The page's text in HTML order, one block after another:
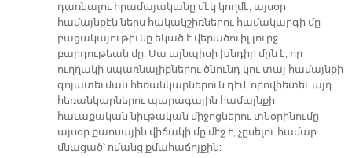
դառնալու հրամայականը մէկ կողմէ, այսօր
համայնքէն ներս հակակշիռներու համակարգի մը
բացակայութիւնը եկած է վերածուիլ լուրջ
բարդութեան մը: Սա այնպիսի խնդիր մըն է, որ
ուղղակի սպառնալիքներու ծնունդ կու տայ համայնքի
գոյատեւման հեռանկարներուն դէմ, որովհետեւ այդ
հեռանկարներու պարագային համայնքի
հաւաքական նիւթական միջոցներու տնօրինումը
այսօր քաոսային վիճակի մը մէջ է, չըսելու համար
մնացած՝ ոմանց քմահաճոյքին: